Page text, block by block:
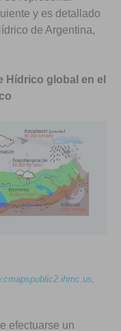
y es detallado
de Argentina,
Hídrico global en el
efectuarse un